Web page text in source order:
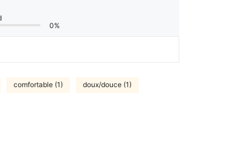
0%
comfortable (1) doux/douce (1)